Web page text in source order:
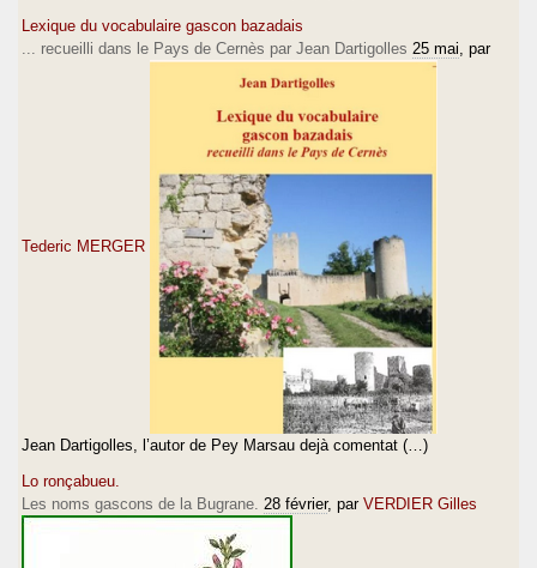
Lexique du vocabulaire gascon bazadais
... recueilli dans le Pays de Cernès par Jean Dartigolles 25 mai , par
Tederic MERGER
Jean Dartigolles, l’autor de Pey Marsau dejà comentat (…)
Lo ronçabueu.
Les noms gascons de la Bugrane. 28 février, par VERDIER Gilles